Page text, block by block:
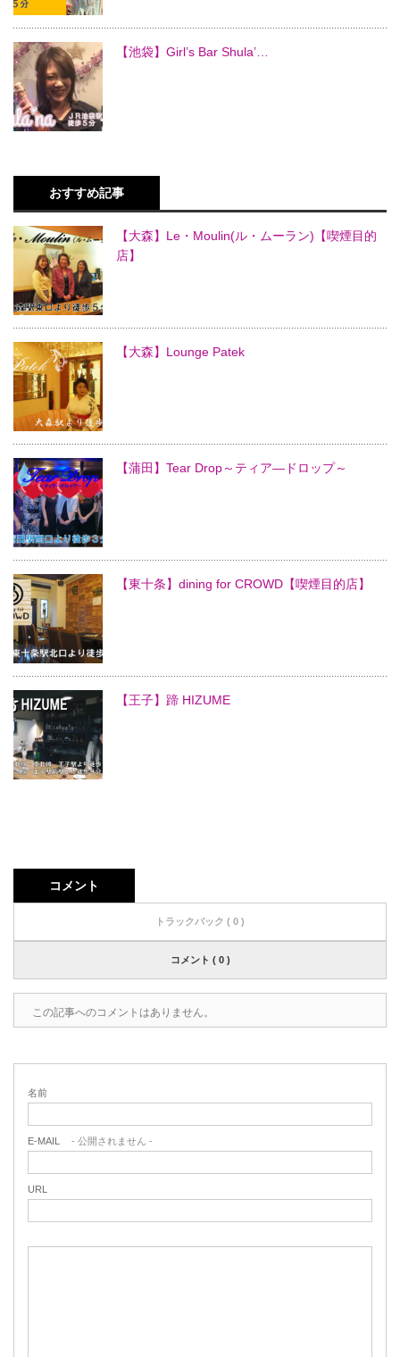
【池袋】Girl’s Bar Shula’…
おすすめ記事
【大森】Le・Moulin(ル・ムーラン)【喫煙目的
店】
【大森】Lounge Patek
【蒲田】Tear Drop～ティア―ドロップ～
【東十条】dining for CROWD【喫煙目的店】
【王子】蹄 HIZUME
コメント
トラックバック ( 0 )
コメント ( 0 )
この記事へのコメントはありません。
名前
E-MAIL - 公開されません -
URL